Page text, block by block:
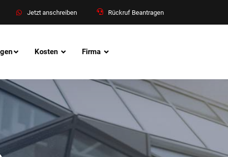
Jetzt anschreiben Rückruf Beantragen
Kosten Firma